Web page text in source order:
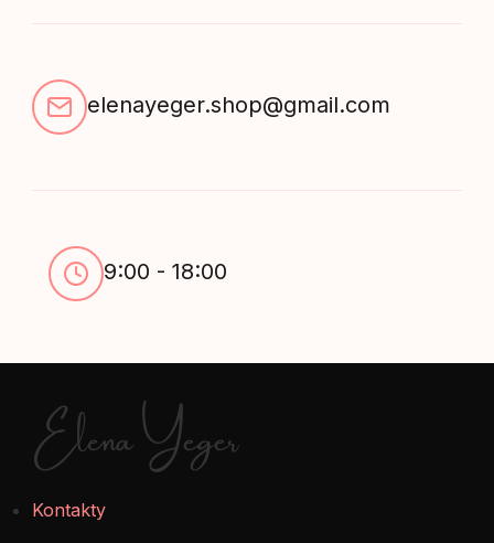
elenayeger.shop@gmail.com
9:00 - 18:00
Elena Yeger
Kontakty